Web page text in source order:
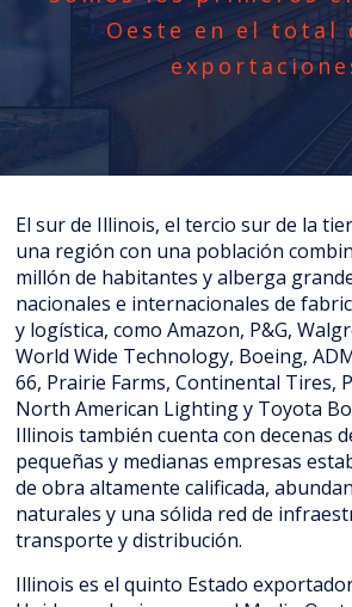
Oeste en el total
El sur de Illinois, el tercio sur de la
una región con una población
millón de habitantes y alberga
nacionales e internacionales de
y logística, como Amazon, P&G,
World Wide Technology, Boeing,
66, Prairie Farms, Continental Tires,
North American Lighting y Toyota
Illinois también cuenta con decenas
pequeñas y medianas empresas
de obra altamente calificada,
naturales y una sólida red de
transporte y distribución.
Illinois es el quinto Estado